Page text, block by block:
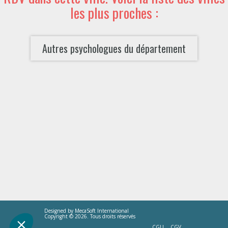
les plus proches :
Autres psychologues du département
Designed by MecaSoft International
Copyright © 2026. Tous droits réservés